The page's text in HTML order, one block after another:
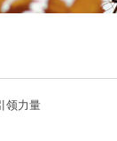
领力量